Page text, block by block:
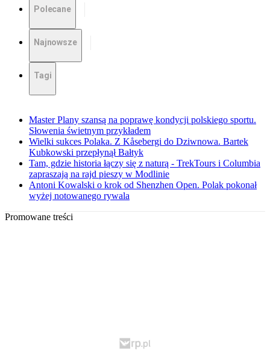
Polecane
Najnowsze
Tagi
Master Plany szansą na poprawę kondycji polskiego sportu.
Słowenia świetnym przykładem
Wielki sukces Polaka. Z Kåsebergi do Dziwnowa. Bartek
Kubkowski przepłynął Bałtyk
Tam, gdzie historia łączy się z naturą - TrekTours i Columbia
zapraszają na rajd pieszy w Modlinie
Antoni Kowalski o krok od Shenzhen Open. Polak pokonał
wyżej notowanego rywala
Promowane treści